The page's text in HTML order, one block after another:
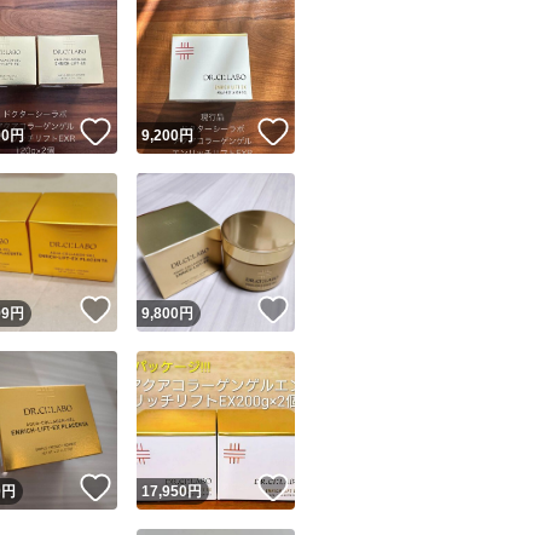
ユーザーの実績について
マが定めた一定の基準を満たしたユーザーにバッジを付与しています
品者
引出品者 Yahoo!フリマの基準をクリアした安心・安全なユーザーです
この商品の情報をコピーします
品画像の 無断転載は禁止されています
円 いいね！
9,200円 いいね！
円 いいね！
9,800円
円 いいね！
17,950円 いいね！